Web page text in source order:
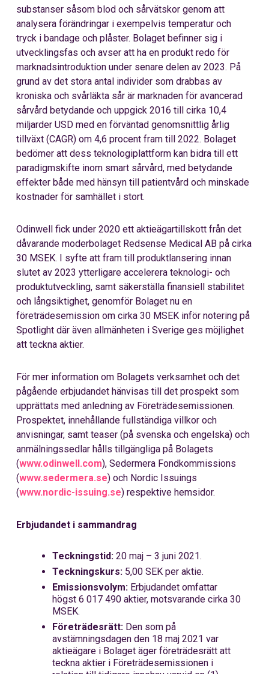
substanser såsom blod och sårvätskor genom att
analysera förändringar i exempelvis temperatur och
tryck i bandage och plåster. Bolaget befinner sig i
utvecklingsfas och avser att ha en produkt redo för
marknadsintroduktion under senare delen av 2023. På
grund av det stora antal individer som drabbas av
kroniska och svårläkta sår är marknaden för avancerad
sårvård betydande och uppgick 2016 till cirka 10,4
miljarder USD med en förväntad genomsnittlig årlig
tillväxt (CAGR) om 4,6 procent fram till 2022. Bolaget
bedömer att dess teknologiplattform kan bidra till ett
paradigmskifte inom smart sårvård, med betydande
effekter både med hänsyn till patientvård och minskade
kostnader för samhället i stort.
Odinwellfick under 2020 ett aktieägartillskott från det
dåvarande moderbolaget Redsense Medical AB på cirka
30 MSEK. I syfte att fram till produktlansering innan
slutet av 2023 ytterligareaccelerera teknologi- och
produktutveckling, samt säkerställa finansiell stabilitet
och långsiktighet, genomför Bolaget nu en
företrädesemission om cirka 30 MSEK inför notering på
Spotlight där även allmänheten i Sverige ges möjlighet
att teckna aktier.
För merinformation om Bolagets verksamhet och det
pågående erbjudandethänvisas till det prospekt som
upprättats med anledning av Företrädesemissionen.
Prospektet, innehållande fullständiga villkor och
anvisningar, samt teaser (på svenska och engelska) och
anmälningssedlar hålls tillgängliga på Bolagets
(www.odinwell.com), Sedermera Fondkommissions
(www.sedermera.se) och Nordic Issuings
(www.nordic-issuing.se) respektive hemsidor.
Erbjudandet i sammandrag
Teckningstid:20 maj – 3 juni 2021.
Teckningskurs:5,00 SEK per aktie.
Emissionsvolym:Erbjudandet omfattar
högst 6 017 490 aktier, motsvarande cirka 30
MSEK.
Företrädesrätt:Den som på
avstämningsdagen den 18 maj 2021 var
aktieägare i Bolaget äger företrädesrätt att
teckna aktier i Företrädesemissionen i